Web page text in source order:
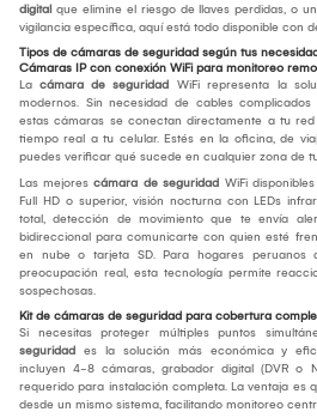
digital que elimine el riesgo de llaves perdidas, o
vigilancia específica, aquí está todo disponible con
Tipos de cámaras de seguridad según tus
Cámaras IP con conexión WiFi para monitoreo
La cámara de seguridad WiFi representa la
modernos. Sin necesidad de cables
estas cámaras se conectan directamente a tu
tiempo real a tu celular. Estés en la oficina, de
puedes verificar qué sucede en cualquier zona de
Las mejores cámara de seguridad WiFi
Full HD o superior, visión nocturna con LEDs
total, detección de movimiento que te envía
bidireccional para comunicarte con quien esté
en nube o tarjeta SD. Para hogares peruanos
preocupación real, esta tecnología permite
sospechosas.
Kit de cámaras de seguridad para cobertura
Si necesitas proteger múltiples puntos
seguridad es la solución más económica y
incluyen 4-8 cámaras, grabador digital (DVR o
requerido para instalación completa. La ventaja es
desde un mismo sistema, facilitando monitoreo